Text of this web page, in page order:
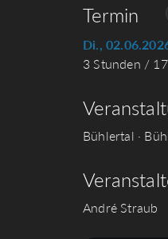
Termin
Di.,
3 Stunden /
Bühlertal ·
André Straub